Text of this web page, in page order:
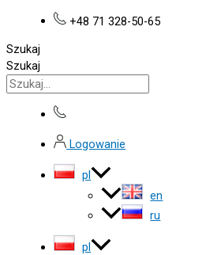
+48 71 328-50-65
Szukaj
Szukaj
Logowanie
pl
en
ru
pl